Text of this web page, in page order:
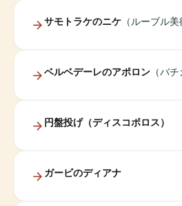
サモトラケのニケ （ルーブル美
ベルベデーレのアポロン （バ
円盤投げ（ディスコボロス）
ガービのディアナ